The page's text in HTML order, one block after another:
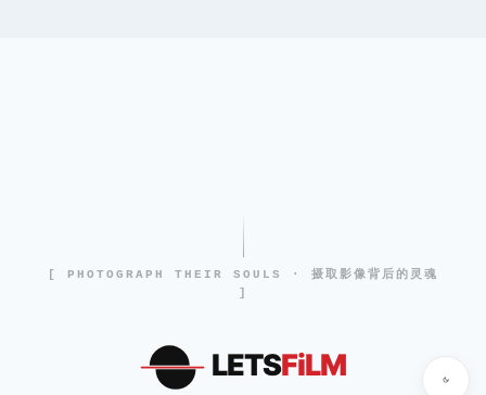
[ PHOTOGRAPH THEIR SOULS · 摄取影像背后的灵魂
]
LETSFiLM